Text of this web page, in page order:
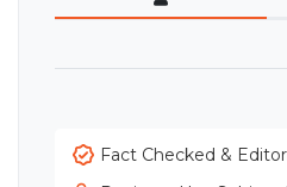
Fact Checked &